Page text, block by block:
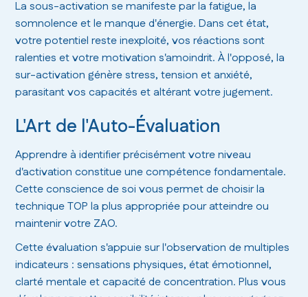
La sous-activation se manifeste par la fatigue, la
somnolence et le manque d'énergie. Dans cet état,
votre potentiel reste inexploité, vos réactions sont
ralenties et votre motivation s'amoindrit. À l'opposé, la
sur-activation génère stress, tension et anxiété,
parasitant vos capacités et altérant votre jugement.
L'Art de l'Auto-Évaluation
Apprendre à identifier précisément votre niveau
d'activation constitue une compétence fondamentale.
Cette conscience de soi vous permet de choisir la
technique TOP la plus appropriée pour atteindre ou
maintenir votre ZAO.
Cette évaluation s'appuie sur l'observation de multiples
indicateurs : sensations physiques, état émotionnel,
clarté mentale et capacité de concentration. Plus vous